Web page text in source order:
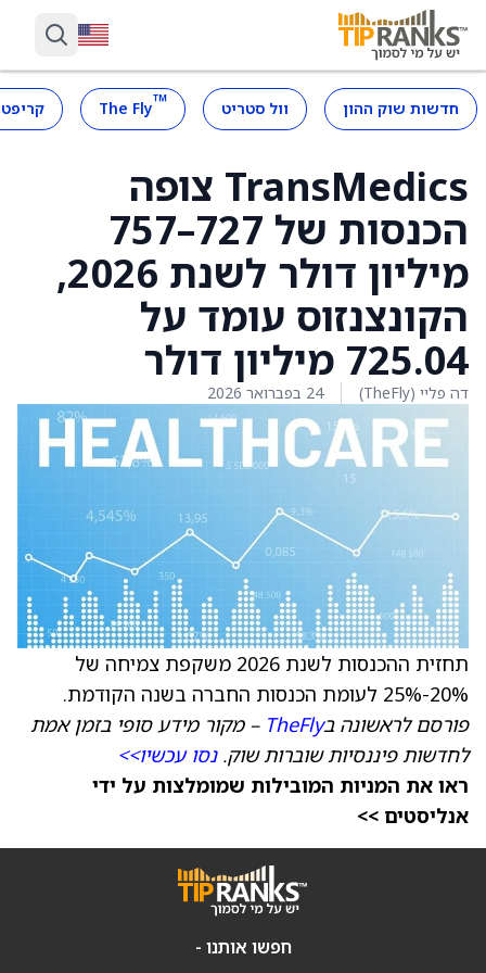
חדשות שוק ההון וול סטריט ™
The Fly
TransMedics צופה
הכנסות של 727–757
מיליון דולר לשנת 2026,
הקונצנזוס עומד על
725.04 מיליון דולר
דה פליי (TheFly) 24 בפברואר 2026
תחזית ההכנסות לשנת 2026 משקפת צמיחה של
20%-25% לעומת הכנסות החברה בשנה הקודמת.
פורסם לראשונה בTheFly – מקור מידע סופי בזמן אמת
לחדשות פיננסיות שוברות שוק.נסו עכשיו>>
ראו את המניות המובילות שמומלצות על ידי
אנליסטים >>
חפשו אותנו -